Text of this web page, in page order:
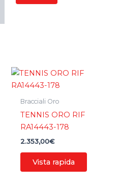
Bracciali Oro
TENNIS ORO RIF
RA14443-178
2.353,00€
Vista rapida